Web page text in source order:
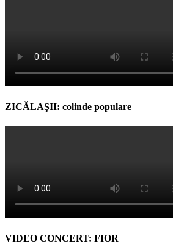
ZICĂLAŞII: colinde populare
VIDEO CONCERT: FIOR